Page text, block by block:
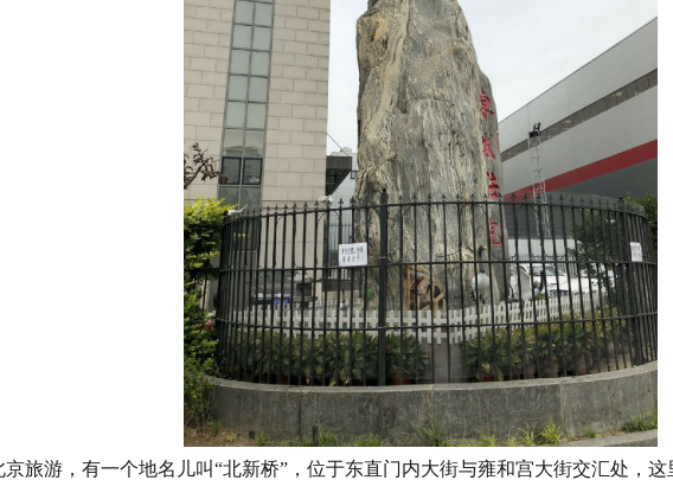
京旅游，有一个地名儿叫“北新桥”，位于东直门内大街与雍和宫大街交汇处，这